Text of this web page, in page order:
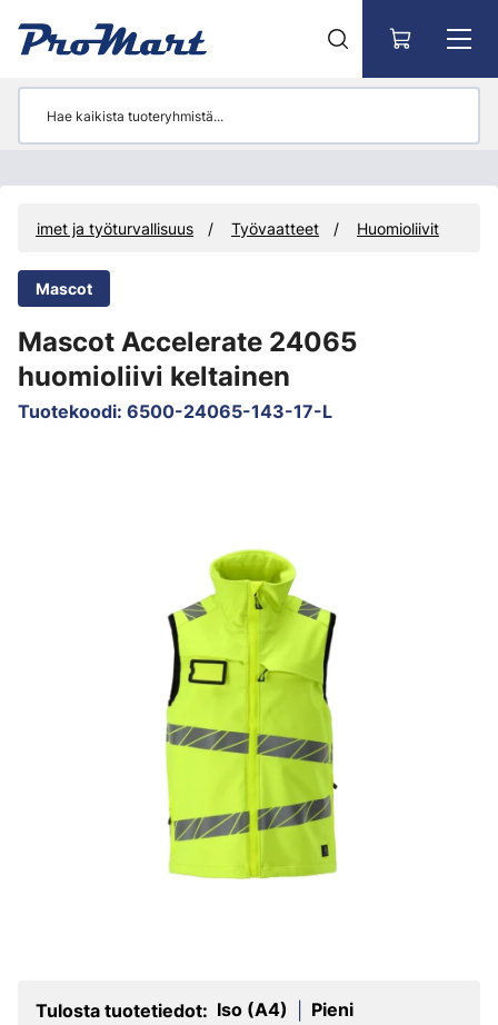
ja työturvallisuus Työvaatteet Huomioliivit
Mascot
Mascot Accelerate 24065
huomioliivi keltainen
Tuotekoodi: 6500-24065-143-17-L
Tulosta tuotetiedot: Iso (A4) Pieni